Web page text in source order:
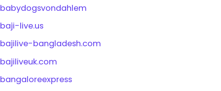
babydogsvondahlem
baji-live.us
bajilive-bangladesh.com
bajiliveuk.com
bangaloreexpress